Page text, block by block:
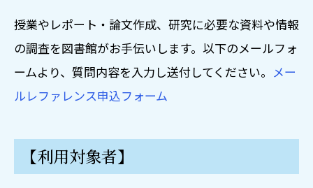
授業やレポート・論文作成、研究に必要な資料や情報
の調査を図書館がお手伝いします。以下のメールフォ
ームより、質問内容を入力し送付してください。 メー
ルレファレンス申込フォーム
【利用対象者】
TUJ・世田谷6大学コンソーシアムの方
資料・情報検索
まとめて検索（旧統合検索）
電子書籍
学術機関リポジトリ
学術関係リンク集
図書館・専門機関等
翻訳図書関係
新聞
日本語日本文学科
歴史文化学科
学修支援